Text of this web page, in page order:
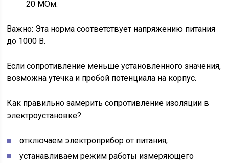
20 МОм.
Важно: Эта норма соответствует напряжению питания
до 1000 В.
Если сопротивление меньше установленного значения,
возможна утечка и пробой потенциала на корпус.
Как правильно замерить сопротивление изоляции в
электроустановке?
отключаем электроприбор от питания;
устанавливаем режим работы измеряющего